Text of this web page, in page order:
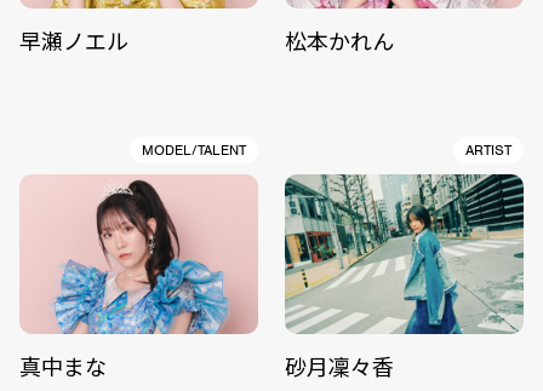
早瀬ノエル 松本かれん
MODEL/TALENT
真中まな
ARTIST
砂月凜々香